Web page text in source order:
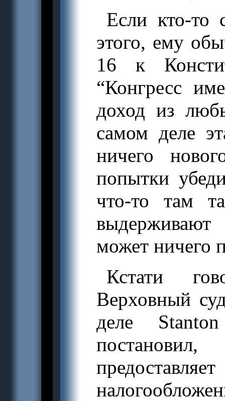
Если кто-то
этого, ему
16 к
“Конгресс
доход из
самом деле
ничего
попытки
что-то там
выдерживают
может ничего
Кстати
Верховный
деле